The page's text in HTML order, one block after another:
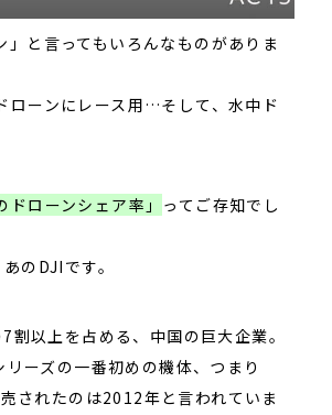
」と言ってもいろんなものがありま
ローンにレース用…そして、水中ド
ドローンシェア率」 ってご存知でし
のDJIです。
割以上を占める、中国の巨大企業。
ーズの一番初めの機体、つまり
されたのは2012年と言われていま